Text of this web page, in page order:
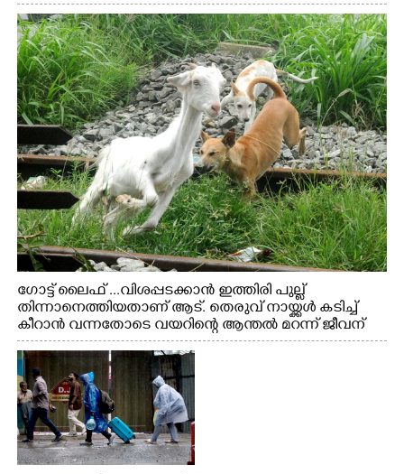
ഗോട്ട് ലൈഫ് ...വിശപ്പടക്കാൻ ഇത്തിരി പുല്ല്
തിന്നാനെത്തിയതാണ് ആട്. തെരുവ് നായ്ക്കൾ കടിച്ച്
കീറാൻ വന്നതോടെ വയറിന്റെ ആന്തൽ മറന്ന് ജീവന്
വേണ്ടിയായി ഓട്ടം. എറണാകുളം വാത്തുരുത്തിയിൽ
നിന്നുള്ള കാഴ്ച